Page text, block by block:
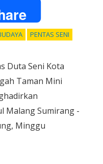
PENTAS SENI
Duta Seni Kota
Taman Mini
Malang Sumirang -
Minggu